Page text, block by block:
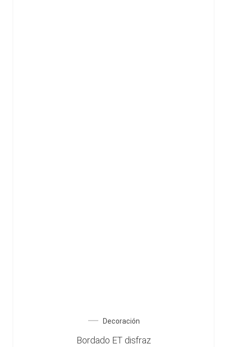
Decoración
Bordado ET disfraz